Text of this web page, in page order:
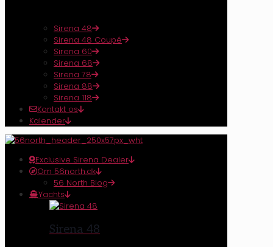
Sirena 48
Sirena 48 Coupé
Sirena 60
Sirena 68
Sirena 78
Sirena 88
Sirena 118
Kontakt os
Kalender
Exclusive Sirena Dealer
Om 56north.dk
56 North Blog
Yachts
Sirena 48